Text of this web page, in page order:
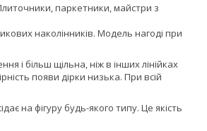
паркетники, майстри з
наколінників. Модель нагоді при
і більш щільна, ніж в інших лінійках
появи дірки низька. При всій
на фігуру будь-якого типу. Це якість